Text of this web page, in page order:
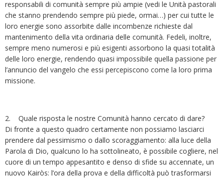
responsabili di comunità sempre più ampie (vedi le Unità pastorali
che stanno prendendo sempre più piede, ormai…) per cui tutte le
loro energie sono assorbite dalle incombenze richieste dal
mantenimento della vita ordinaria delle comunità. Fedeli, inoltre,
sempre meno numerosi e più esigenti assorbono la quasi totalità
delle loro energie, rendendo quasi impossibile quella passione per
l’annuncio del vangelo che essi percepiscono come la loro prima
missione.
2. Quale risposta le nostre Comunità hanno cercato di dare?
Di fronte a questo quadro certamente non possiamo lasciarci
prendere dal pessimismo o dallo scoraggiamento: alla luce della
Parola di Dio, qualcuno lo ha sottolineato, è possibile cogliere, nel
cuore di un tempo appesantito e denso di sfide su accennate, un
nuovo Kairòs: l’ora della prova e della difficoltà può trasformarsi